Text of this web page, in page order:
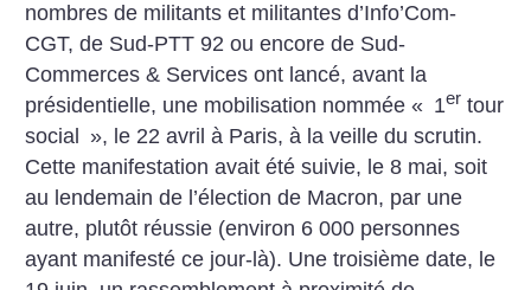
nombres de militants et militantes d’Info’Com-
CGT, de Sud-PTT 92 ou encore de Sud-
Commerces & Services ont lancé, avant la
présidentielle, une mobilisation nommée « 1er tour
social
», le 22 avril à Paris, à la veille du scrutin.
Cette manifestation avait été suivie, le 8 mai, soit
au lendemain de l’élection de Macron, par une
autre, plutôt réussie (environ 6 000 personnes
ayant manifesté ce jour-là). Une troisième date, le